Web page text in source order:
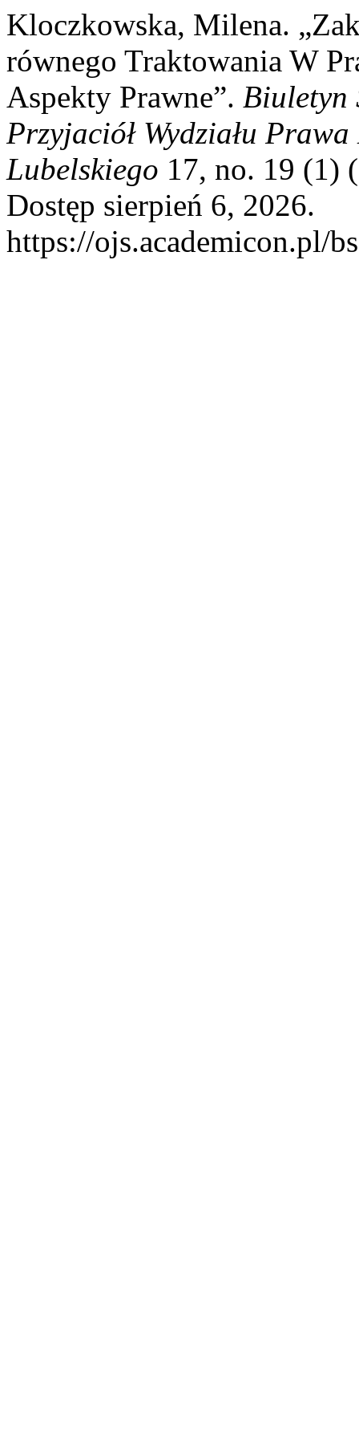
Kloczkowska, Milena.
równego Traktowania W
Aspekty Prawne”. Biuletyn
Przyjaciół Wydziału
Lubelskiego 17, no. 19 (1)
Dostęp sierpień 6, 2026.
https://ojs.academicon.pl/